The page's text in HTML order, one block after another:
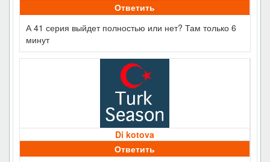
Ответить
А 41 серия выйдет полностью или нет? Там только 6
минут
Di kotova
Ответить